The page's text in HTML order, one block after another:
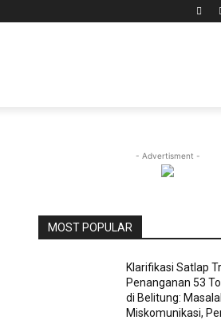
- Advertisment -
MOST POPULAR
Klarifikasi Satlap
Penanganan 53
di Belitung:
Miskomunikasi,